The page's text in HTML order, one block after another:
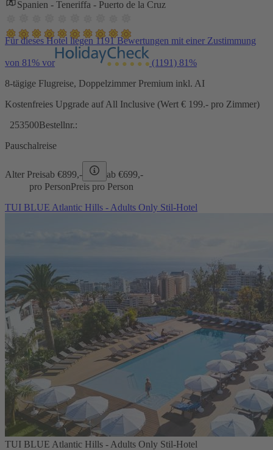
Spanien - Teneriffa - Puerto de la Cruz
Für dieses Hotel liegen 1191 Bewertungen mit einer Zustimmung
von 81% vor (1191) 81%
8-tägige Flugreise, Doppelzimmer Premium inkl. AI
Kostenfreies Upgrade auf All Inclusive (Wert € 199.- pro Zimmer)
253500Bestellnr.:
Pauschalreise
Alter Preisab €899,- ab €699,-
pro PersonPreis pro Person
TUI BLUE Atlantic Hills - Adults Only Stil-Hotel
TUI BLUE Atlantic Hills - Adults Only Stil-Hotel